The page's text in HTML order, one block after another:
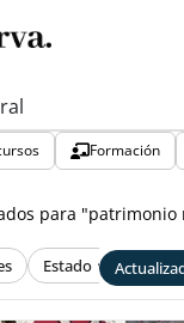
Formación
para "patrimonio
Estado País